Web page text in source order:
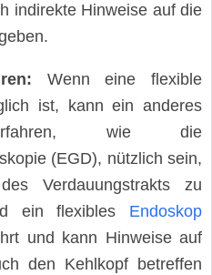
indirekte Hinweise auf die
Wenn eine flexible
ist, kann ein anderes
wie die
(EGD), nützlich sein,
Verdauungstrakts zu
ein flexibles Endoskop
und kann Hinweise auf
den Kehlkopf betreffen